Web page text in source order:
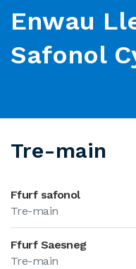
Enwau
Safonol
Tre-main
Ffurf safonol
Tre-main
Ffurf Saesneg
Tre-main